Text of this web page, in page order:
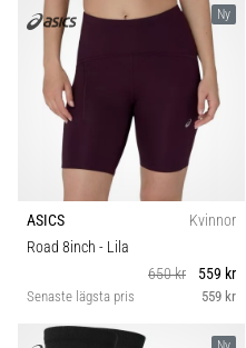
Ny
ASICS
Kvinnor
Road 8inch - Lila
650 kr
559 kr
Senaste lägsta pris 559 kr